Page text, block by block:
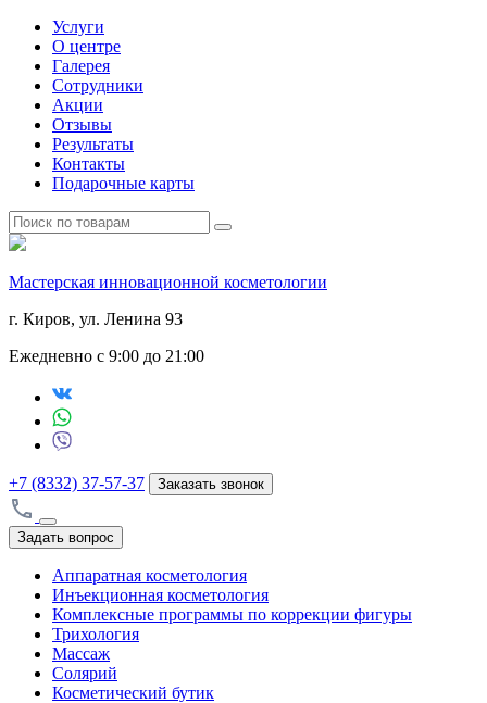
Услуги
О центре
Галерея
Сотрудники
Акции
Отзывы
Результаты
Контакты
Подарочные карты
Мастерская инновационной косметологии
г. Киров, ул. Ленина 93
Ежедневно с 9:00 до 21:00
+7 (8332) 37-57-37 Заказать звонок
Задать вопрос
Аппаратная косметология
Инъекционная косметология
Комплексные программы по коррекции фигуры
Трихология
Массаж
Солярий
Косметический бутик